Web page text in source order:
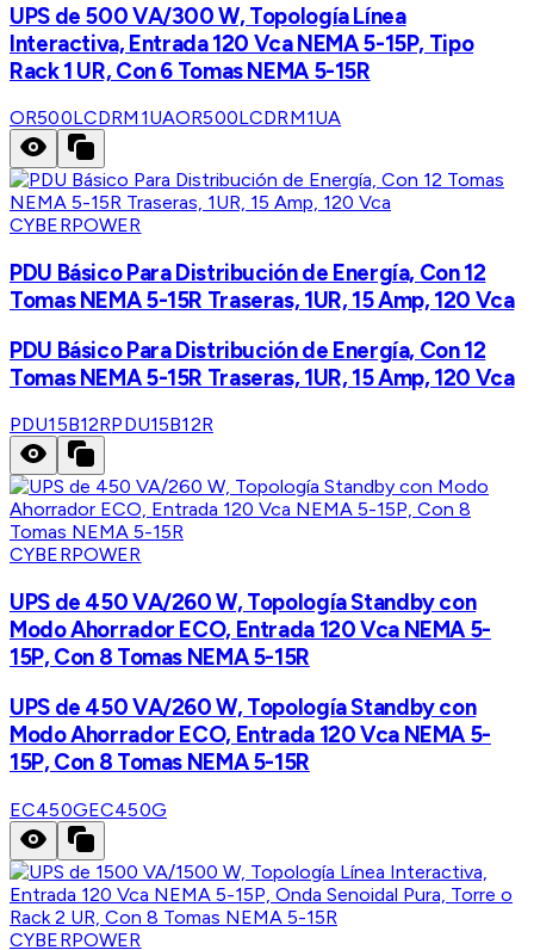
UPS de 500 VA/300 W, Topología Línea
Interactiva, Entrada 120 Vca NEMA 5-15P, Tipo
Rack 1 UR, Con 6 Tomas NEMA 5-15R
OR500LCDRM1UAOR500LCDRM1UA
CYBERPOWER
PDU Básico Para Distribución de Energía, Con 12
Tomas NEMA 5-15R Traseras, 1UR, 15 Amp, 120 Vca
PDU Básico Para Distribución de Energía, Con 12
Tomas NEMA 5-15R Traseras, 1UR, 15 Amp, 120 Vca
PDU15B12RPDU15B12R
CYBERPOWER
UPS de 450 VA/260 W, Topología Standby con
Modo Ahorrador ECO, Entrada 120 Vca NEMA 5-
15P, Con 8 Tomas NEMA 5-15R
UPS de 450 VA/260 W, Topología Standby con
Modo Ahorrador ECO, Entrada 120 Vca NEMA 5-
15P, Con 8 Tomas NEMA 5-15R
EC450GEC450G
CYBERPOWER